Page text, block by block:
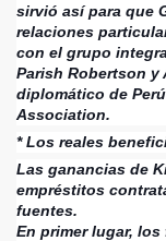
sirvió así para que
relaciones
con el grupo
Parish Robertson y
diplomático de
Association.
* Los reales
Las ganancias de
empréstitos
fuentes.
En primer lugar,